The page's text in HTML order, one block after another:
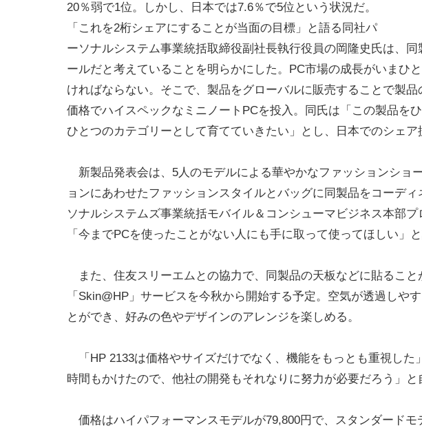
20％弱で1位。しかし、日本では7.6％で5位という状況だ。
「これを2桁シェアにすることが当面の目標」と語る同社パ
ーソナルシステム事業統括取締役副社長執行役員の岡隆史氏は、
ールだと考えていることを明らかにした。PC市場の成長がいまひ
ければならない。そこで、製品をグローバルに販売することで製
価格でハイスペックなミニノートPCを投入。同氏は「この製品を
ひとつのカテゴリーとして育てていきたい」とし、日本でのシェア
新製品発表会は、5人のモデルによる華やかなファッションショ
ョンにあわせたファッションスタイルとバッグに同製品をコーデ
ソナルシステムズ事業統括モバイル＆コンシューマビジネス本部プ
「今までPCを使ったことがない人にも手に取って使ってほしい」と
また、住友スリーエムとの協力で、同製品の天板などに貼ること
「Skin@HP」サービスを今秋から開始する予定。空気が透過しや
とができ、好みの色やデザインのアレンジを楽しめる。
「HP 2133は価格やサイズだけでなく、機能をもっとも重視した
時間もかけたので、他社の開発もそれなりに努力が必要だろう」と
価格はハイパフォーマンスモデルが79,800円で、スタンダードモ